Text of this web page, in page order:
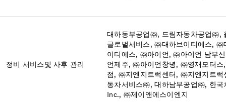
정비 서비스및 사후 관리
대하동부공업㈜, 드림자동차공업㈜,
글로벌서비스, ㈜대하브이티에스,
이티에스, ㈜아이언, ㈜아이언 남부
언제주, ㈜아이언창녕, ㈜영재모터
점, ㈜지엔지트럭센터, ㈜지엔지트
동차서비스㈜, 대하남부공업㈜, 한
Inc., ㈜제이앤에스이엔지